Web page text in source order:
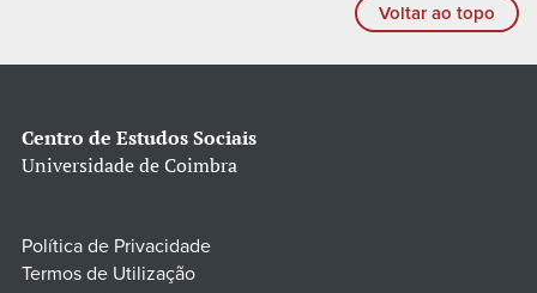
Voltar ao topo
Centro de Estudos Sociais
Universidade de Coimbra
Política de Privacidade
Termos de Utilização